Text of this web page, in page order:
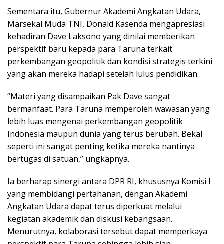
Sementara itu, Gubernur Akademi Angkatan Udara,
Marsekal Muda TNI, Donald Kasenda mengapresiasi
kehadiran Dave Laksono yang dinilai memberikan
perspektif baru kepada para Taruna terkait
perkembangan geopolitik dan kondisi strategis terkini
yang akan mereka hadapi setelah lulus pendidikan.
“Materi yang disampaikan Pak Dave sangat
bermanfaat. Para Taruna memperoleh wawasan yang
lebih luas mengenai perkembangan geopolitik
Indonesia maupun dunia yang terus berubah. Bekal
seperti ini sangat penting ketika mereka nantinya
bertugas di satuan,” ungkapnya.
Ia berharap sinergi antara DPR RI, khususnya Komisi I
yang membidangi pertahanan, dengan Akademi
Angkatan Udara dapat terus diperkuat melalui
kegiatan akademik dan diskusi kebangsaan.
Menurutnya, kolaborasi tersebut dapat memperkaya